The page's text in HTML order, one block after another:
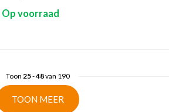
Op voorraad
Toon 25-48van 190
TOON MEER